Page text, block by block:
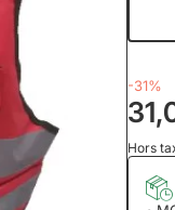
-31%
Hors